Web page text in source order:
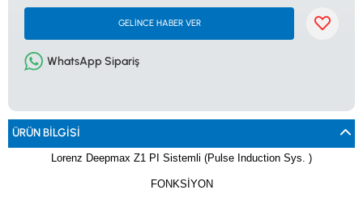
0533 061 73 68 0533 206 6086 0212 222 12 61 0332 321 45 59
© 2024 Tevafuk Elektronik LTD. ŞTİ.
Dedektör Dünyası, lider dünya markası dedektörlerin
Türkiye distribitörü olan Tevafuk Elektronik LTD. ŞTİ. resmi satış kanalıdır.
GELİNCE HABER VER
WhatsApp Sipariş
ÜRÜN BILGISI
Lorenz Deepmax Z1 PI Sistemli (Pulse Induction Sys. )
FONKSİYON